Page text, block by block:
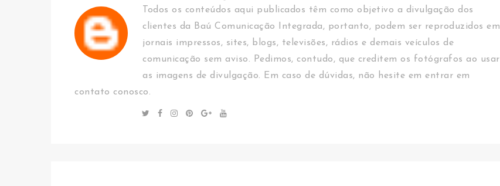
Todos os conteúdos aqui publicados têm como objetivo a divulgação dos
clientes da Baú Comunicação Integrada, portanto, podem ser reproduzidos em
jornais impressos, sites, blogs, televisões, rádios e demais veículos de
comunicação sem aviso. Pedimos, contudo, que creditem os fotógrafos ao usar
as imagens de divulgação. Em caso de dúvidas, não hesite em entrar em
contato conosco.